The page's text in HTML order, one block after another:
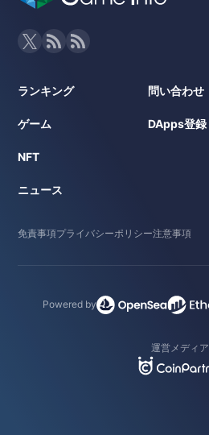
ランキング
ゲーム
NFT
ニュース
問い合わせ
DApps登録
免責事項プライバシーポリシー注意事項
Powered by
運営メディア